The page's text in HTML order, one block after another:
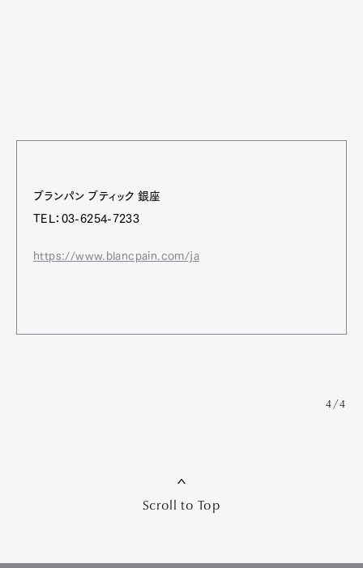
ブランパン ブティック 銀座
TEL：03-6254-7233
https://www.blancpain.com/ja
4/4
Scroll to Top